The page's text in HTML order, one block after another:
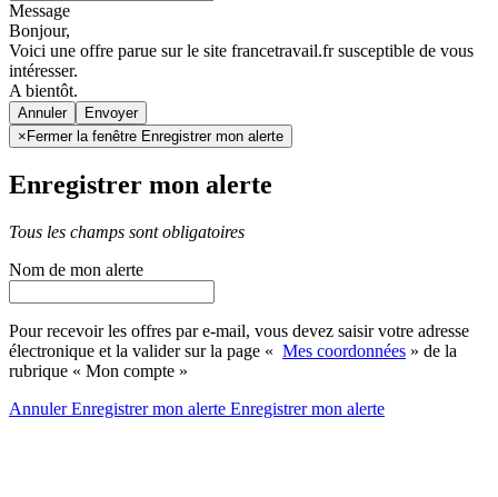
Message
Bonjour,
Voici une offre parue sur le site francetravail.fr susceptible de vous
intéresser.
A bientôt.
Annuler
× Fermer la fenêtre Enregistrer mon alerte
Enregistrer mon alerte
Tous les champs sont obligatoires
Nom de mon alerte
Pour recevoir les offres par e-mail, vous devez saisir votre adresse
électronique et la valider sur la page « Mes coordonnées » de la
rubrique « Mon compte »
AnnulerEnregistrer mon alerte Enregistrermon alerte